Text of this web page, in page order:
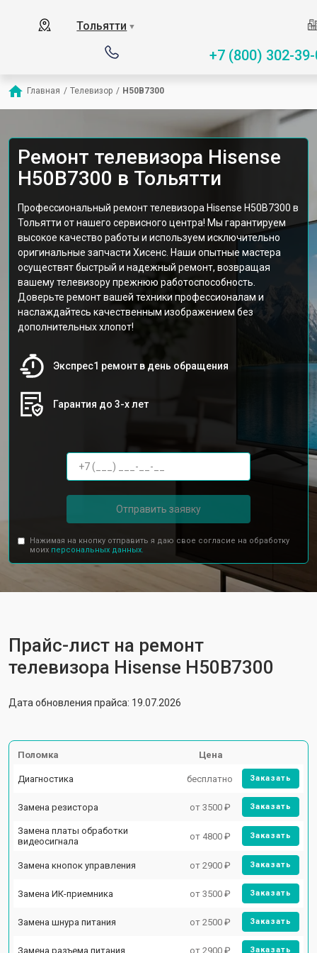
Тольятти ▼
+7 (800) 302-
Главная / Телевизор / H50B7300
Ремонт телевизора Hisense
H50B7300 в Тольятти
Профессиональный ремонт телевизора Hisense H50B7300 в
Тольятти от нашего сервисного центра! Мы гарантируем
высокое качество работы и используем исключительно
оригинальные запчасти Хисенс. Наши опытные мастера
осуществят быстрый и надежный ремонт, возвращая
вашему телевизору прежнюю работоспособность.
Доверьте ремонт вашей техники профессионалам и
наслаждайтесь качественным изображением без
дополнительных хлопот!
Экспрес1 ремонт в день обращения
Гарантия до 3-х лет
Отправить заявку
Нажимая на кнопку отправить я даю свое согласие на обработку
моих персональных данных.
Прайс-лист на ремонт
телевизора Hisense H50B7300
Дата обновления прайса: 19.07.2026
Поломка Цена
Диагностика бесплатно Заказать
Замена резистора от 3500 ₽ Заказать
Замена платы обработки
видеосигнала
от 4800 ₽ Заказать
Замена кнопок управления от 2900 ₽ Заказать
Замена ИК-приемника от 3500 ₽ Заказать
Замена шнура питания от 2500 ₽ Заказать
Замена разъема питания от 2900 ₽ Заказать